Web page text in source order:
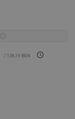
/ 136,19 BGN